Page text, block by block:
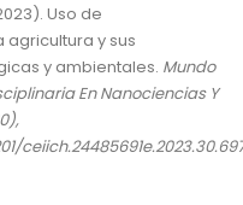
Uso de
y sus
y ambientales. Mundo
En Nanociencias Y